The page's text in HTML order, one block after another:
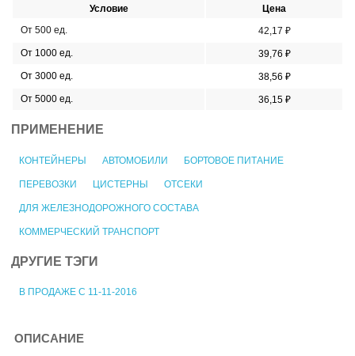
Условие
Цена
От 500 ед.
42,17 ₽
От 1000 ед.
39,76 ₽
От 3000 ед.
38,56 ₽
От 5000 ед.
36,15 ₽
ПРИМЕНЕНИЕ
КОНТЕЙНЕРЫ АВТОМОБИЛИ БОРТОВОЕ ПИТАНИЕ
ПЕРЕВОЗКИ ЦИСТЕРНЫ ОТСЕКИ
ДЛЯ ЖЕЛЕЗНОДОРОЖНОГО СОСТАВА
КОММЕРЧЕСКИЙ ТРАНСПОРТ
ДРУГИЕ ТЭГИ
В ПРОДАЖЕ С 11-11-2016
ОПИСАНИЕ